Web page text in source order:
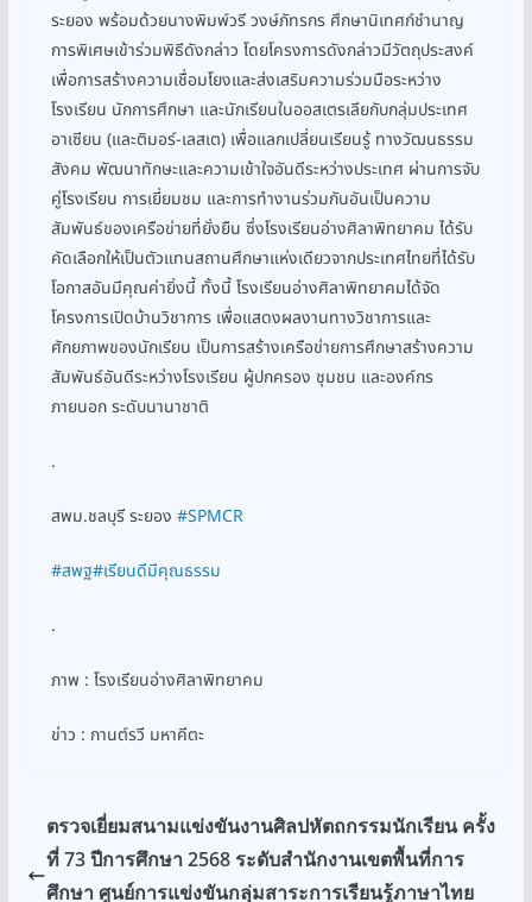
ระยอง พร้อมด้วยนางพิมพ์วรี วงษ์ภัทรกร ศึกษานิเทศก์ชำนาญ
การพิเศษเข้าร่วมพิธีดังกล่าว โดยโครงการดังกล่าวมีวัตถุประสงค์
เพื่อการสร้างความเชื่อมโยงและส่งเสริมความร่วมมือระหว่าง
โรงเรียน นักการศึกษา และนักเรียนในออสเตรเลียกับกลุ่มประเทศ
อาเซียน (และติมอร์-เลสเต) เพื่อแลกเปลี่ยนเรียนรู้ ทางวัฒนธรรม
สังคม พัฒนาทักษะและความเข้าใจอันดีระหว่างประเทศ ผ่านการจับ
คู่โรงเรียน การเยี่ยมชม และการทำงานร่วมกันอันเป็นความ
สัมพันธ์ของเครือข่ายที่ยั่งยืน ซึ่งโรงเรียนอ่างศิลาพิทยาคม ได้รับ
คัดเลือกให้เป็นตัวแทนสถานศึกษาแห่งเดียวจากประเทศไทยที่ได้รับ
โอกาสอันมีคุณค่ายิ่งนี้ ทั้งนี้ โรงเรียนอ่างศิลาพิทยาคมได้จัด
โครงการเปิดบ้านวิชาการ เพื่อแสดงผลงานทางวิชาการและ
ศักยภาพของนักเรียน เป็นการสร้างเครือข่ายการศึกษาสร้างความ
สัมพันธ์อันดีระหว่างโรงเรียน ผู้ปกครอง ชุมชน และองค์กร
ภายนอก ระดับนานาชาติ
.
สพม.ชลบุรี ระยอง #SPMCR
#สพฐ#เรียนดีมีคุณธรรม
.
ภาพ : โรงเรียนอ่างศิลาพิทยาคม
ข่าว : กานต์รวี มหาคีตะ
ตรวจเยี่ยมสนามแข่งขันงานศิลปหัตถกรรมนักเรียน ครั้ง
ที่ 73 ปีการศึกษา 2568 ระดับสำนักงานเขตพื้นที่การ
ศึกษา ศูนย์การแข่งขันกลุ่มสาระการเรียนรู้ภาษาไทย